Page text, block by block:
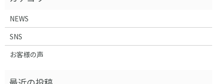
NEWS
SNS
お客様の声